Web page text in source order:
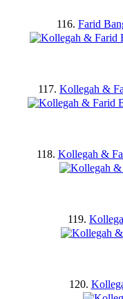
116. Farid
117. Kollegah &
118. Kollegah &
119.
120.